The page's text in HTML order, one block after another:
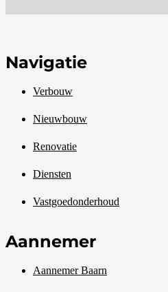
Navigatie
Verbouw
Nieuwbouw
Renovatie
Diensten
Vastgoedonderhoud
Aannemer
Aannemer Baarn